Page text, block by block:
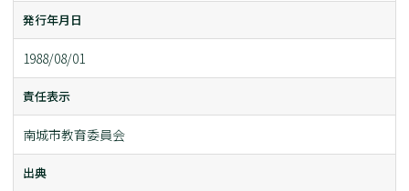
発行年月日
1988/08/01
責任表示
南城市教育委員会
出典